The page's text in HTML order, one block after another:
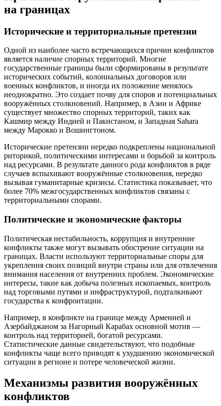
на границах
Исторические и территориальные претензии
Одной из наиболее часто встречающихся причин конфликтов
является наличие спорных территорий. Многие
государственные границы были сформированы в результате
исторических событий, колониальных договоров или
военных конфликтов, и иногда их положение менялось
неоднократно. Это создает почву для споров и потенциальных
вооружённых столкновений. Например, в Азии и Африке
существует множество спорных территорий, таких как
Кашмир между Индией и Пакистаном, и Западная Sahara
между Марокко и Вошингтоном.
Исторические претензии нередко подкреплены национальной
риторикой, политическими интересами и борьбой за контроль
над ресурсами. В результате данного рода конфликтов в ряде
случаев вспыхивают вооружённые столкновения, нередко
вызывая гуманитарные кризисы. Статистика показывает, что
более 70% межгосударственных конфликтов связаны с
территориальными спорами.
Политические и экономические факторы
Политическая нестабильность, коррупция и внутренние
конфликты также могут вызывать обострение ситуации на
границах. Власти используют территориальные споры для
укрепления своих позиций внутри страны или для отвлечения
внимания населения от внутренних проблем. Экономические
интересы, такие как добыча полезных ископаемых, контроль
над торговыми путями и инфраструктурой, подталкивают
государства к конфронтации.
Например, в конфликте на границе между Арменией и
Азербайджаном за Нагорный Карабах основной мотив —
контроль над территорией, богатой ресурсами.
Статистические данные свидетельствуют, что подобные
конфликты чаще всего приводят к ухудшению экономической
ситуации в регионе и потере человеческой жизни.
Механизмы развития вооружённых
конфликтов